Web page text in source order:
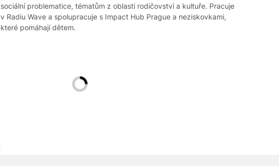
sociální problematice, tématům z oblasti rodičovství a kultuře. Pracuje
v Radiu Wave a spolupracuje s Impact Hub Prague a neziskovkami,
které pomáhají dětem.